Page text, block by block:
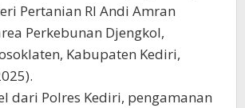
Pertanian RI Andi Amran
Perkebunan Djengkol,
Kabupaten Kediri,
dari Polres Kediri, pengamanan